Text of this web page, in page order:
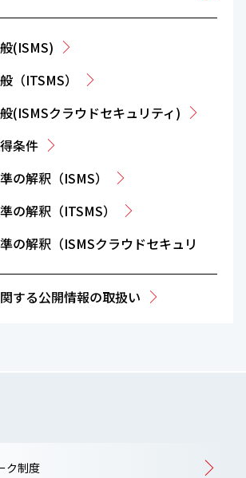
(ISMS)
（ITSMS）
(ISMSクラウドセキュリティ)
条件
の解釈（ISMS）
の解釈（ITSMS）
の解釈（ISMSクラウドセキュリ
する公開情報の取扱い
ク制度